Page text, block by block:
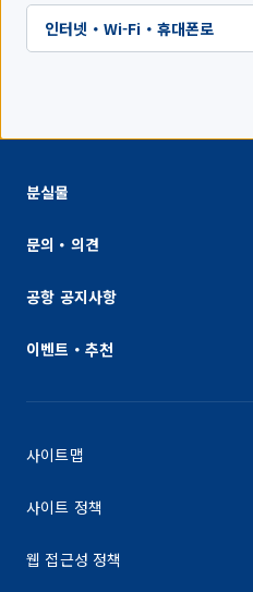
인터넷・Wi-Fi・휴대폰로
분실물
문의・의견
공항 공지사항
이벤트・추천
사이트맵
사이트 정책
웹 접근성 정책